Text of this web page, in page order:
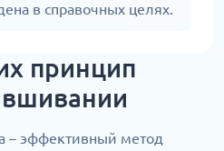
в справочных целях.
принцип
– эффективный метод